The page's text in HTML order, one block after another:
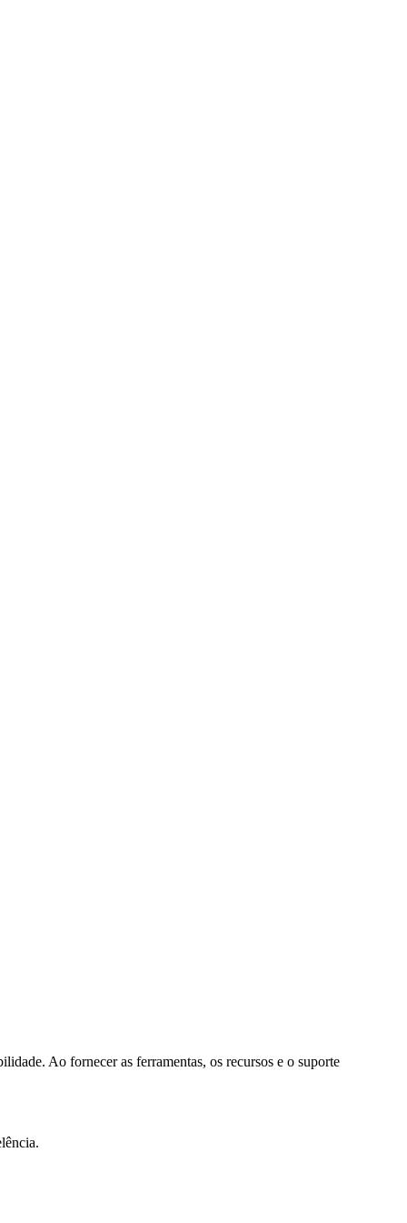
Ao fornecer as ferramentas, os recursos e o suporte